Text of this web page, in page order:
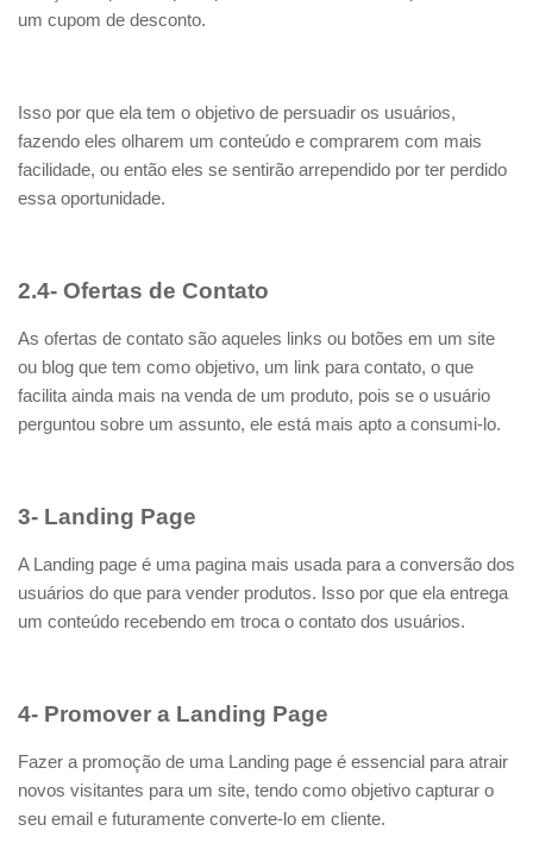
um cupom de desconto.
Isso por que ela tem o objetivo de persuadir os usuários,
fazendo eles olharem um conteúdo e comprarem com mais
facilidade, ou então eles se sentirão arrependido por ter perdido
essa oportunidade.
2.4- Ofertas de Contato
As ofertas de contato são aqueles links ou botões em um site
ou blog que tem como objetivo, um link para contato, o que
facilita ainda mais na venda de um produto, pois se o usuário
perguntou sobre um assunto, ele está mais apto a consumi-lo.
3- Landing Page
A Landing page é uma pagina mais usada para a conversão dos
usuários do que para vender produtos. Isso por que ela entrega
um conteúdo recebendo em troca o contato dos usuários.
4- Promover a Landing Page
Fazer a promoção de uma Landing page é essencial para atrair
novos visitantes para um site, tendo como objetivo capturar o
seu email e futuramente converte-lo em cliente.